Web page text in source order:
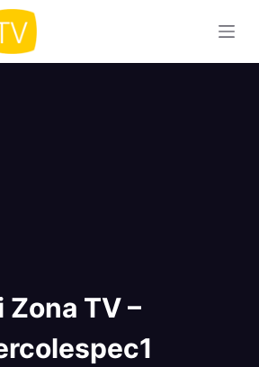
Zona TV –